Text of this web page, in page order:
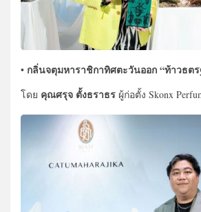
• กลิ่นจตุมหาราชิกาทิศตะวันออก “ท้าวธตร
โดย คุณศรุจ ตั้งธราธร ผู้ก่อตั้ง Skonx